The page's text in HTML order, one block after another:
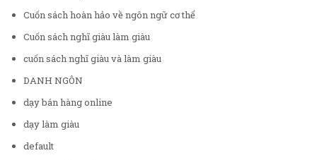
Cuốn sách hoàn hảo về ngôn ngữ cơ thể
Cuốn sách nghĩ giàu làm giàu
cuốn sách nghĩ giàu và làm giàu
DANH NGÔN
dạy bán hàng online
dạy làm giàu
default